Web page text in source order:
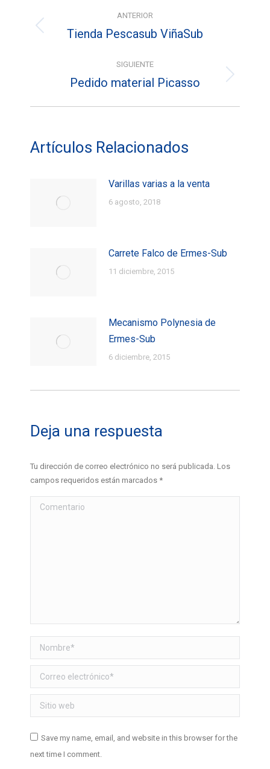
entre
ANTERIOR
Entrada
Tienda Pescasub ViñaSub
SIGUIENTE
Entrada
Pedido material Picasso
Artículos Relacionados
Varillas varias a la venta
6 agosto, 2018
Carrete Falco de Ermes-Sub
11 diciembre, 2015
Mecanismo Polynesia de
Ermes-Sub
6 diciembre, 2015
Deja una respuesta
Tu dirección de correo electrónico no será publicada. Los
campos requeridos están marcados *
Comentario
Nombre *
Correo electrónico *
Sitio web
Save my name, email, and website in this browser for the
next time I comment.